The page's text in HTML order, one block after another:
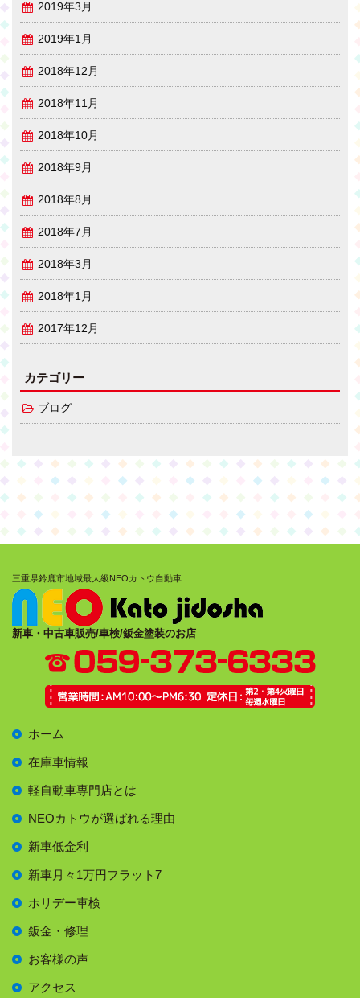
2019年3月
2019年1月
2018年12月
2018年11月
2018年10月
2018年9月
2018年8月
2018年7月
2018年3月
2018年1月
2017年12月
カテゴリー
ブログ
新車・中古車販売/車検/鈑金塗装のお店
三重県鈴鹿市地域最大級NEOカトウ自動車
ホーム
在庫車情報
軽自動車専門店とは
NEOカトウが選ばれる理由
新車低金利
新車月々1万円フラット7
ホリデー車検
鈑金・修理
お客様の声
アクセス